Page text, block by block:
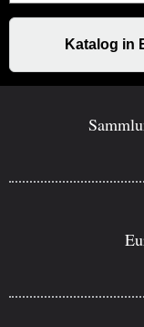
Katalog in